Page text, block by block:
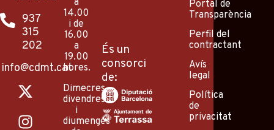
937
315
202
info@cdmt.cat
X
-
t
I
n
s
F
a
c
P
i
n
Y
o
u
14.00
i de
16.00
a
19.00
hores.
Dimecres,
divendres
i
diumenges
És un
consorci
de:
Portal de
Transparència
Perfil del
contractant
Avís
legal
Política
de
privacitat